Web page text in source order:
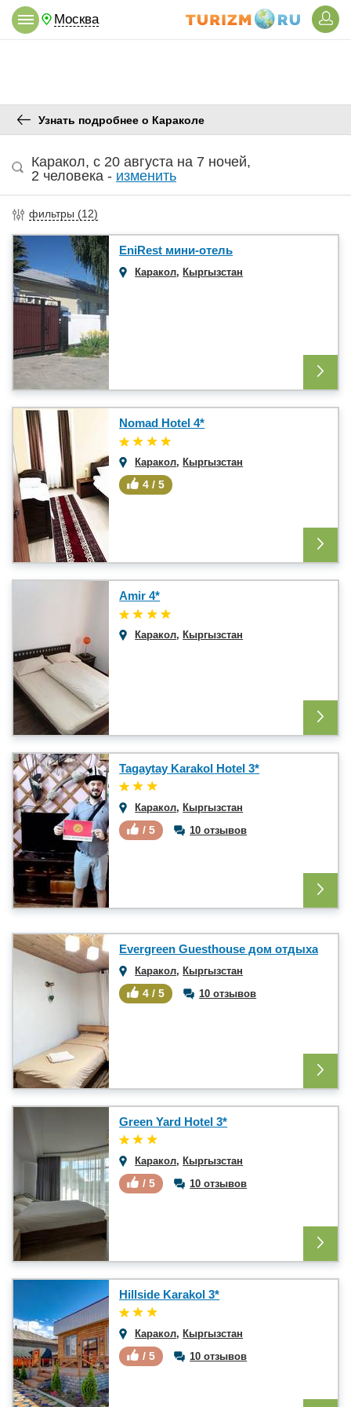
Москва
Узнать подробнее о Караколе
Каракол, c 20 августа на 7 ночей,
2 человека - изменить
фильтры (12)
EniRest мини-отель
Каракол, Кыргызстан
Nomad Hotel 4*
Каракол, Кыргызстан
4 / 5
Amir 4*
Каракол, Кыргызстан
Tagaytay Karakol Hotel 3*
Каракол, Кыргызстан
/ 5 10 отзывов
Evergreen Guesthouse дом отдыха
Каракол, Кыргызстан
4 / 5 10 отзывов
Green Yard Hotel 3*
Каракол, Кыргызстан
/ 5 10 отзывов
Hillside Karakol 3*
Каракол, Кыргызстан
/ 5 10 отзывов